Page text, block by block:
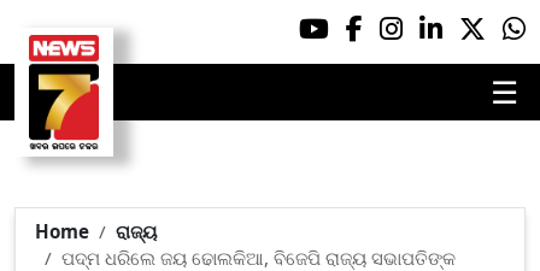
☰
Home
ରାଜ୍ୟ
ପଦ୍ମ ଧରିଲେ ଜୟ ଢୋଲକିଆ, ବିଜେପି ରାଜ୍ୟ ସଭାପତିଙ୍କ